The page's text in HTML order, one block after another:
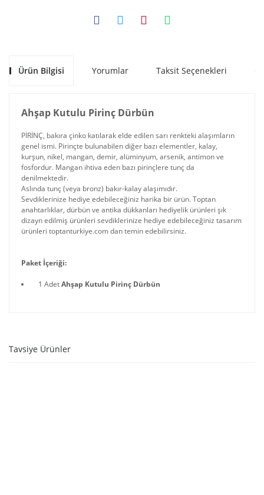
Ürün Bilgisi Yorumlar Taksit Seçenekleri
Ahşap Kutulu Pirinç Dürbün
PİRİNÇ, bakıra çinko katılarak elde edilen sarı renkteki alaşımların
genel ismi. Pirinçte bulunabilen diğer bazı elementler, kalay,
kurşun, nikel, mangan, demir, alüminyum, arsenik, antimon ve
fosfordur. Mangan ihtiva eden bazı pirinçlere tunç da
denilmektedir.
Aslında tunç (veya bronz) bakır-kalay alaşımıdır.
Sevdiklerinize hediye edebileceğiniz harika bir ürün. Toptan
anahtarlıklar, dürbün ve antika dükkanları hediyelik ürünleri şık
dizayn edilmiş ürünleri sevdiklerinize hediye edebileceğiniz tasarım
ürünleri toptanturkiye.com dan temin edebilirsiniz.
Paket İçeriği:
1 AdetAhşap Kutulu Pirinç Dürbün
Tavsiye Ürünler